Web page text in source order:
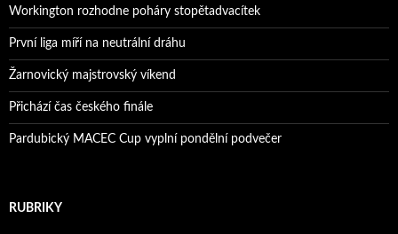
Workington rozhodne poháry stopětadvacítek
První liga míří na neutrální dráhu
Žarnovický majstrovský víkend
Přichází čas českého finále
Pardubický MACEC Cup vyplní pondělní podvečer
RUBRIKY